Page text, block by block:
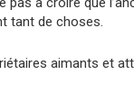
tant de choses.
aimants et